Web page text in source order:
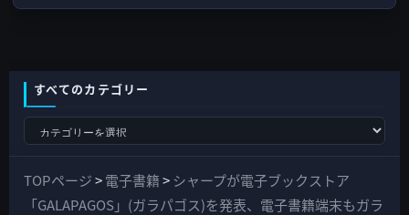
すべてのカテゴリー
て
の
TOPページ>電子書籍> シャープが電子ブックストア
「GALAPAGOS」(ガラパゴス)を発表、電子書籍端末もガラ